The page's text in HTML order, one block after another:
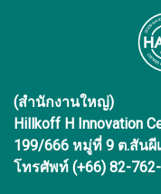
(สำนักงานใหญ่)
Hillkoff H Innovation
199/666 หมู่ที่ 9 ต.สันผี
โทรศัพท์ (+66) 82-